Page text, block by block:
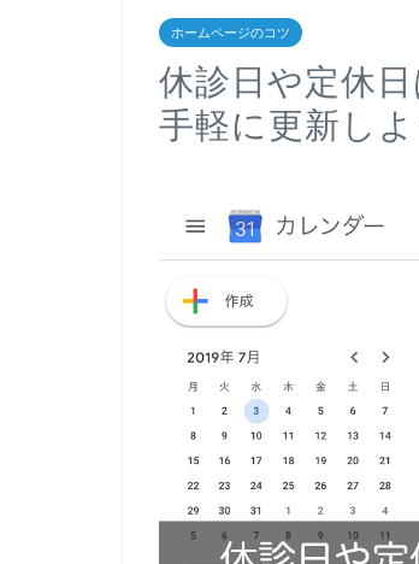
ホームページのコツ
休診日や定休
手軽に更新しよ